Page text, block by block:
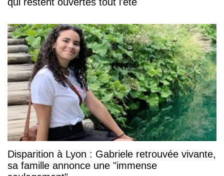
Disparition à Lyon : Gabriele retrouvée vivante,
sa famille annonce une "immense